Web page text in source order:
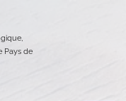
Pays de